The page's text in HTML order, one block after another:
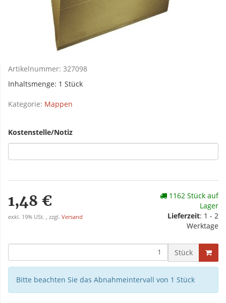
Artikelnummer: 327098
Inhaltsmenge: 1 Stück
Kategorie: Mappen
Kostenstelle/Notiz
1,48 €
exkl. 19% USt. , zzgl. Versand
1162 Stück auf
Lager
Lieferzeit: 1 - 2
Werktage
Stück
Bitte beachten Sie das Abnahmeintervall von 1 Stück